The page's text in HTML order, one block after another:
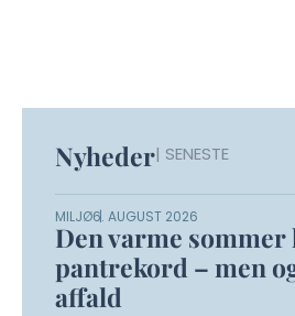
Nyheder| SENESTE
MILJØ6. AUGUST 2026
Den varme
pantrekord – men
affald